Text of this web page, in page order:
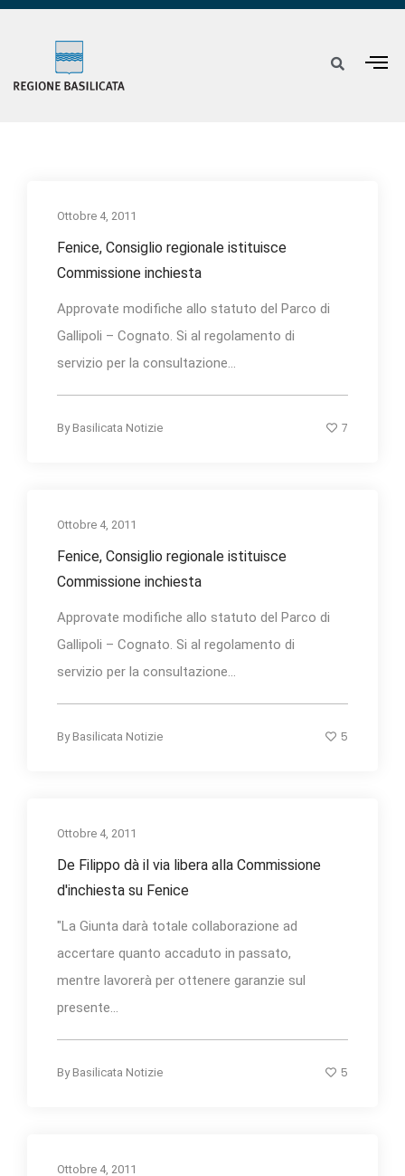
Ottobre 4, 2011
Fenice, Consiglio regionale istituisce
Commissione inchiesta
Approvate modifiche allo statuto del Parco di
Gallipoli – Cognato. Si al regolamento di
servizio per la consultazione...
By Basilicata Notizie 7
Ottobre 4, 2011
Fenice, Consiglio regionale istituisce
Commissione inchiesta
Approvate modifiche allo statuto del Parco di
Gallipoli – Cognato. Si al regolamento di
servizio per la consultazione...
By Basilicata Notizie 5
Ottobre 4, 2011
De Filippo dà il via libera alla Commissione
d'inchiesta su Fenice
"La Giunta darà totale collaborazione ad
accertare quanto accaduto in passato,
mentre lavorerà per ottenere garanzie sul
presente...
By Basilicata Notizie 5
Ottobre 4, 2011